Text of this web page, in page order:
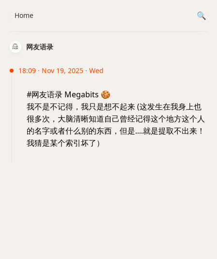
网友语录
18:09 · Nov 19, 2025 · Wed
#网友语录 Megabits 🍪
我不是不记得，我只是想不起来 (这发生在我身上也
很多次，大脑清晰知道自己曾经记得这个地方这个人
的名字或者什么别的东西，但是....就是提取不出来！
我猜是某个索引坏了）
Home